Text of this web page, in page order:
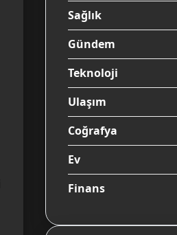
Sağlık
Gündem
Teknoloji
Ulaşım
Coğrafya
Ev
Finans